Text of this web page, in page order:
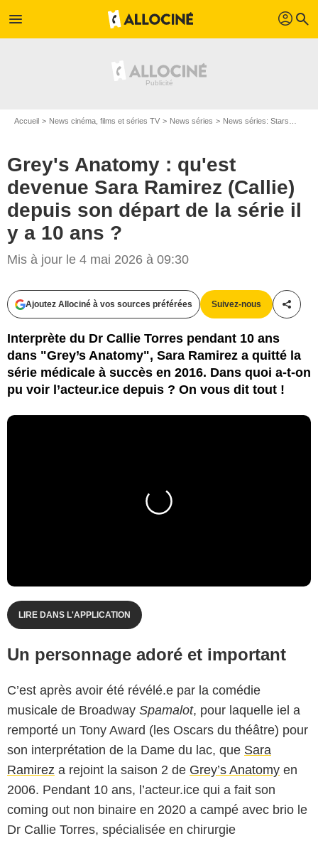
menu profil search
Accueil News cinéma, films et séries TV News séries News séries: Stars
Grey's Anatomy : qu'est
devenue Sara Ramirez (Callie)
depuis son départ de la série il
y a 10 ans ?
Mis à jour le 4 mai 2026 à 09:30
Ajoutez Allociné à vos sources préférées Suivez-nous
Interprète du Dr Callie Torres pendant 10 ans
dans "Grey’s Anatomy", Sara Ramirez a quitté la
série médicale à succès en 2016. Dans quoi a-t-on
pu voir l’acteur.ice depuis ? On vous dit tout !
LIRE DANS L'APPLICATION
Un personnage adoré et important
C’est après avoir été révélé.e par la comédie
musicale de Broadway Spamalot, pour laquelle iel a
remporté un Tony Award (les Oscars du théâtre) pour
son interprétation de la Dame du lac, que Sara
Ramirez a rejoint la saison 2 de Grey’s Anatomy en
2006. Pendant 10 ans, l’acteur.ice qui a fait son
coming out non binaire en 2020 a campé avec brio le
Dr Callie Torres, spécialisée en chirurgie